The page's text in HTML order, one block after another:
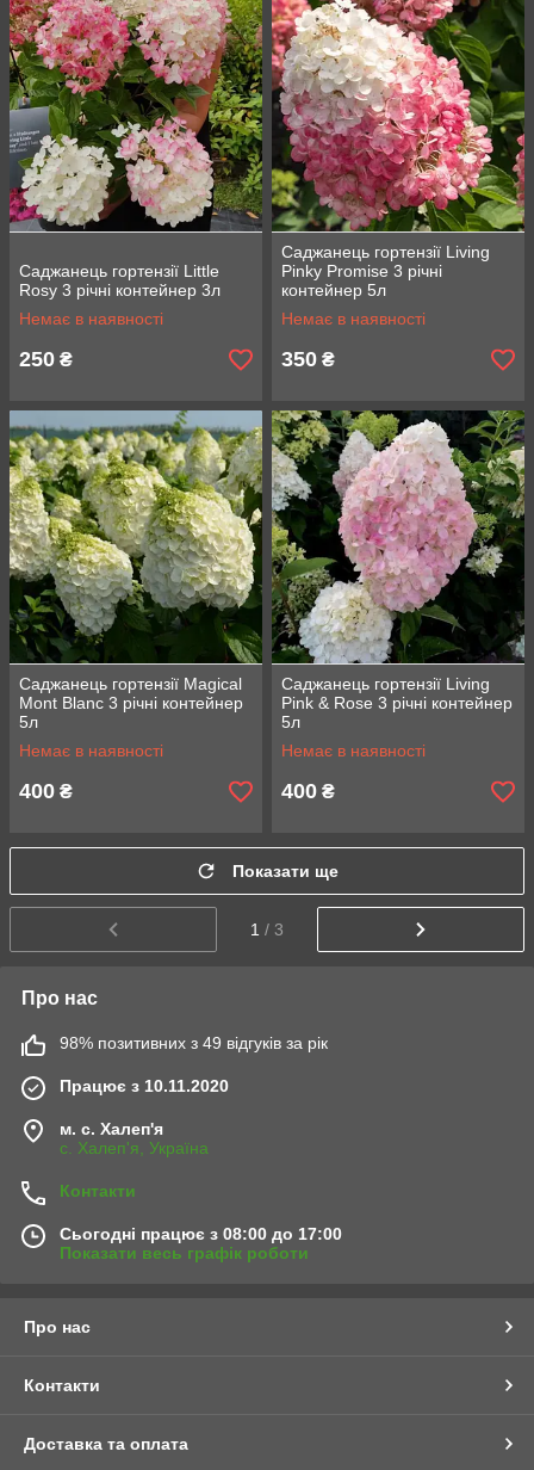
Саджанець гортензії Little
Rosy 3 річні контейнер 3л
Немає в наявності
250 ₴
Саджанець гортензії Living
Pinky Promise 3 річні
контейнер 5л
Немає в наявності
350 ₴
Саджанець гортензії Magical
Mont Blanc 3 річні контейнер
5л
Немає в наявності
400 ₴
Саджанець гортензії Living
Pink & Rose 3 річні контейнер
5л
Немає в наявності
400 ₴
Показати ще
1 / 3
Про нас
98% позитивних з 49 відгуків за рік
Працює з 10.11.2020
м. с. Халеп'я
с. Халеп'я, Україна
Контакти
Сьогодні працює з 08:00 до 17:00
Показати весь графік роботи
Про нас
Контакти
Доставка та оплата